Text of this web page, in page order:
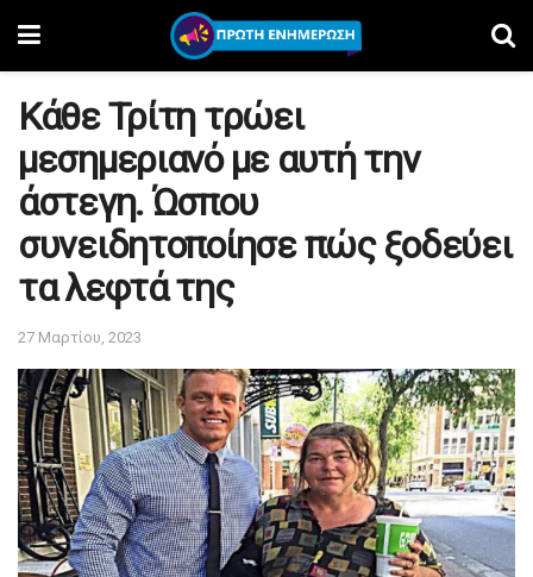
Κάθε Τρίτη τρώει
μεσημεριανό με αυτή την
άστεγη. Ώσπου
συνειδητοποίησε πώς ξοδεύει
τα λεφτά της
27 Μαρτίου, 2023